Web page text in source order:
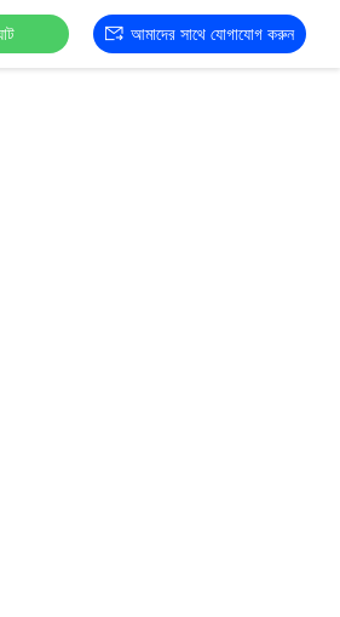
আমাদের সাথে যোগাযোগ করুন